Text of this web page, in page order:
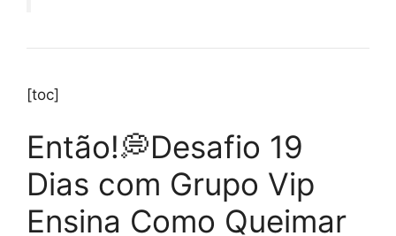
[toc]
Então!💭Desafio 19
Dias com Grupo Vip
Ensina Como Queimar